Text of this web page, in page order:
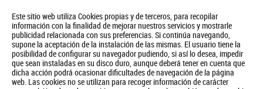
Este sitio web utiliza Cookies propias y de terceros, para recopilar
información con la finalidad de mejorar nuestros servicios y mostrarle
publicidad relacionada con sus preferencias. Si continúa navegando,
supone la aceptación de la instalación de las mismas. El usuario tiene la
posibilidad de configurar su navegador pudiendo, si así lo desea, impedir
que sean instaladas en su disco duro, aunque deberá tener en cuenta que
dicha acción podrá ocasionar dificultades de navegación de la página
web. Las cookies no se utilizan para recoger información de carácter
Quiénes somos Turismo Política de Privacidad Aviso Legal